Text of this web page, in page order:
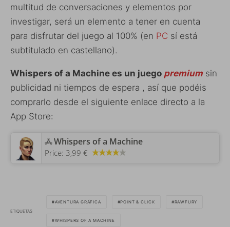
multitud de conversaciones y elementos por
investigar, será un elemento a tener en cuenta
para disfrutar del juego al 100% (en PC sí está
subtitulado en castellano).
Whispers of a Machine es un juego premium sin
publicidad ni tiempos de espera , así que podéis
comprarlo desde el siguiente enlace directo a la
App Store:
‎Whispers of a Machine
Price: 3,99 €
ETIQUETAS
AVENTURA GRÁFICA POINT & CLICK RAWFURY
WHISPERS OF A MACHINE